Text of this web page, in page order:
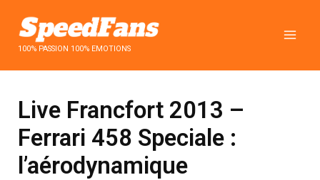
contenu100% PASSION 100% EMOTIONS
Live Francfort 2013 –
Ferrari 458 Speciale :
l’aérodynamique